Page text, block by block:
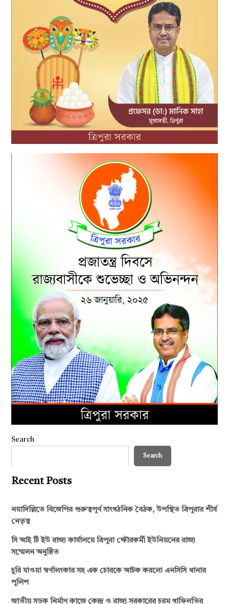
Search
Search
Recent Posts
নয়াদিল্লিতে বিজেপির গুরুত্বপূর্ণ সাংগঠনিক বৈঠক, উপস্থিত ত্রিপুরার শীর্ষ
নেতৃত্ব
সি আই টি ইউ রাজ্য কার্যালয়ে ত্রিপুরা ক্ষৌরকর্মী ইউনিয়নের রাজ্য
সম্মেলন অনুষ্ঠিত
চুরি যাওয়া স্বর্ণালংকার সহ এক চোরকে আটক করলো এনসিসি থানার
পুলিশ
জাতীয় সড়ক নির্মাণ কাজে কেন্দ্র ও রাজ্য সরকারের চরম গাফিলতির